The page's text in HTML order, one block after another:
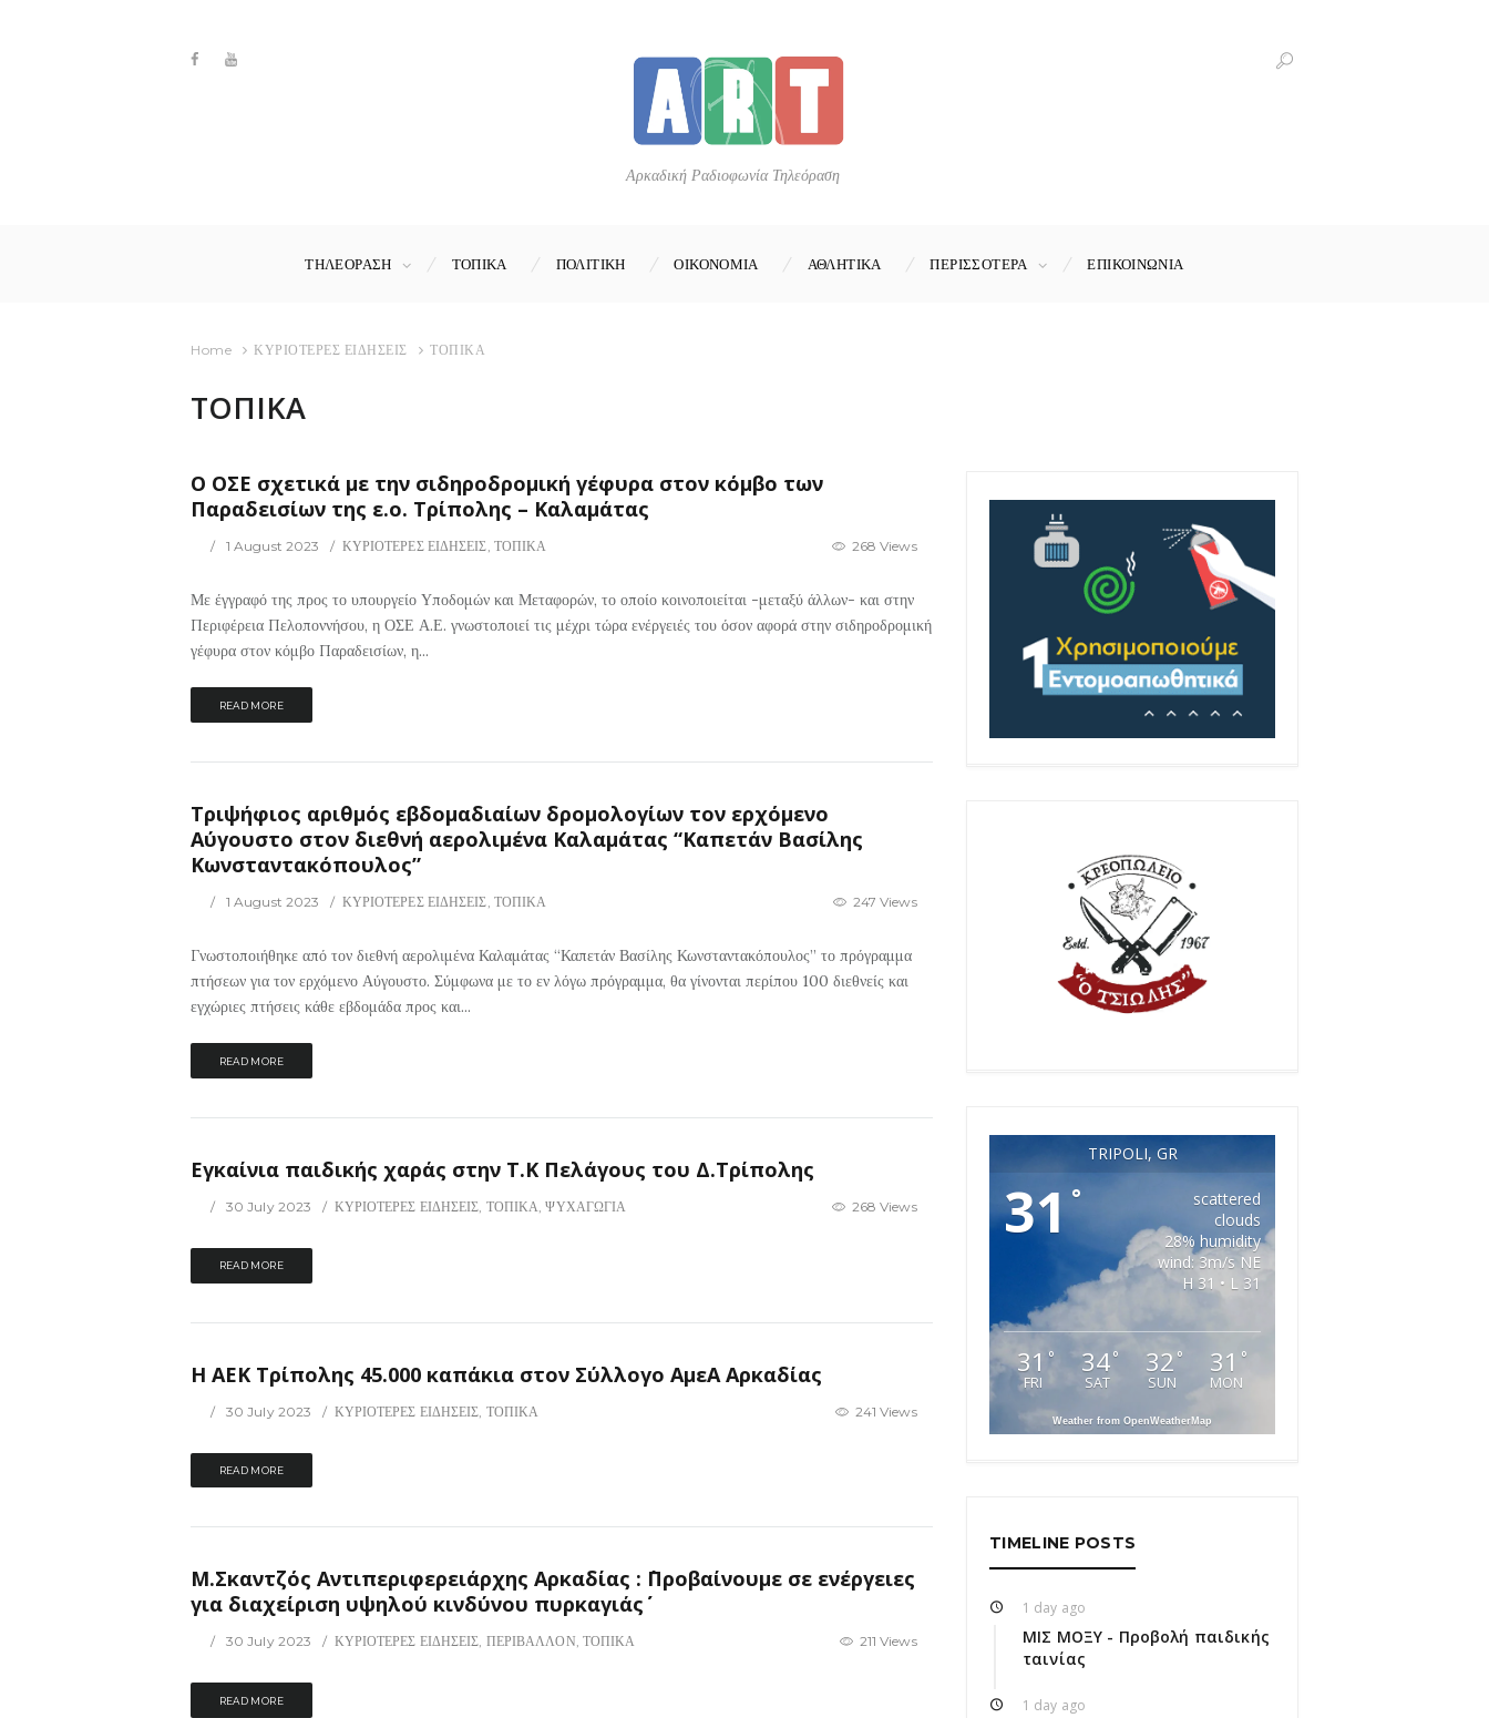
Αρκαδική Ραδιοφωνία Τηλεόραση
ΤΗΛΕΟΡΑΣΗ ΤΟΠΙΚΑ ΠΟΛΙΤΙΚΗ ΟΙΚΟΝΟΜΙΑ ΑΘΛΗΤΙΚΑ ΠΕΡΙΣΣΟΤΕΡΑ ΕΠΙΚΟΙΝΩΝΊΑ
Home ΚΥΡΙΟΤΕΡΕΣ ΕΙΔΗΣΕΙΣ ΤΟΠΙΚΑ
ΤΟΠΙΚΑ
Ο ΟΣΕ σχετικά με την σιδηροδρομική γέφυρα στον κόμβο των
Παραδεισίων της ε.ο. Τρίπολης – Καλαμάτας
1 August 2023 ΚΥΡΙΟΤΕΡΕΣ ΕΙΔΗΣΕΙΣ, ΤΟΠΙΚΑ 268 Views
Με έγγραφό της προς το υπουργείο Υποδομών και Μεταφορών, το οποίο κοινοποιείται -μεταξύ άλλων- και στην
Περιφέρεια Πελοποννήσου, η ΟΣΕ Α.Ε. γνωστοποιεί τις μέχρι τώρα ενέργειές του όσον αφορά στην σιδηροδρομική
γέφυρα στον κόμβο Παραδεισίων, η...
READ MORE
Tριψήφιος αριθμός εβδομαδιαίων δρομολογίων τον ερχόμενο
Αύγουστο στον διεθνή αερολιμένα Καλαμάτας “Καπετάν Βασίλης
Κωνσταντακόπουλος”
1 August 2023 ΚΥΡΙΟΤΕΡΕΣ ΕΙΔΗΣΕΙΣ, ΤΟΠΙΚΑ 247 Views
Γνωστοποιήθηκε από τον διεθνή αερολιμένα Καλαμάτας “Καπετάν Βασίλης Κωνσταντακόπουλος” το πρόγραμμα
πτήσεων για τον ερχόμενο Αύγουστο. Σύμφωνα με το εν λόγω πρόγραμμα, θα γίνονται περίπου 100 διεθνείς και
εγχώριες πτήσεις κάθε εβδομάδα προς και...
READ MORE
Εγκαίνια παιδικής χαράς στην Τ.Κ Πελάγους του Δ.Τρίπολης
30 July 2023 ΚΥΡΙΟΤΕΡΕΣ ΕΙΔΗΣΕΙΣ ΤΟΠΙΚΑ ,ΨΥΧΑΓΩΓΙΑ 268 Views
READ MORE
Η ΑΕΚ Τρίπολης 45.000 καπάκια στον Σύλλογο ΑμεΑ Αρκαδίας
30 July 2023 ΚΥΡΙΟΤΕΡΕΣ ΕΙΔΗΣΕΙΣ ΤΟΠΙΚΑ 241 Views
READ MORE
Μ.Σκαντζός Αντιπεριφερειάρχης Αρκαδίας : ΄΄Προβαίνουμε σε ενέργειες
για διαχείριση υψηλού κινδύνου πυρκαγιάς΄΄
30 July 2023 ΚΥΡΙΟΤΕΡΕΣ ΕΙΔΗΣΕΙΣ, ΠΕΡΙΒΑΛΛΟΝ, ΤΟΠΙΚΑ 211 Views
READ MORE
TRIPOLI, GR
31°
scattered
clouds
28% humidity
wind: 3m/s NE
H 31 • L 31
31 °
FRI
34°
SAT
32°
SUN
31 °
MON
Weather from OpenWeatherMap
TIMELINE POSTS
1 day ago
ΜΙΣ ΜΟΞΥ - Προβολή παιδικής
ταινίας
1 day ago